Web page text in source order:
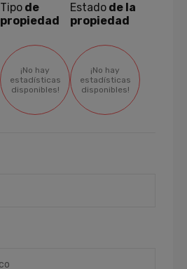
Tipo de
propiedad
¡No hay
estadísticas
disponibles!
Estado de la
propiedad
¡No hay
estadísticas
disponibles!